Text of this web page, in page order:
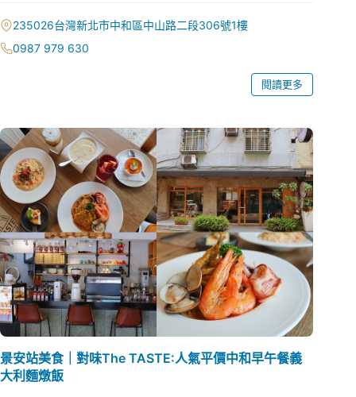
235026台灣新北市中和區中山路二段306號1樓
0987 979 630
閱讀更多
景安站美食｜對味The TASTE:人氣平價中和早午餐義
大利麵燉飯